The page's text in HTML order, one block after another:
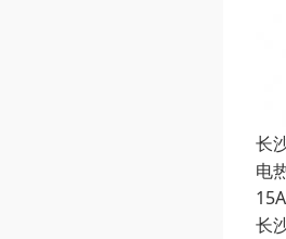
长
电
长